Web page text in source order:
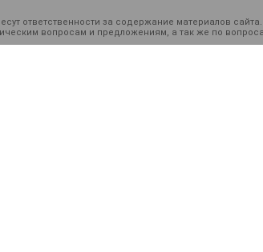
ответственности за содержание материалов
вопросам и предложениям, а так же по